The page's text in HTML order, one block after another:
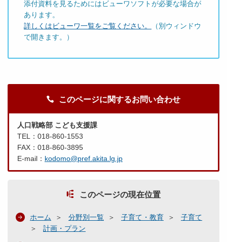
添付資料を見るためにはビューワソフトが必要な場合が
あります。
詳しくはビューワ一覧をご覧ください。
（別ウィンドウ
で開きます。）
このページに関するお問い合わせ
人口戦略部 こども支援課
TEL：018-860-1553
FAX：018-860-3895
E-mail： kodomo@pref.akita.lg.jp
このページの現在位置
ホーム 分野別一覧 子育て・教育
子育て
計画・プラン